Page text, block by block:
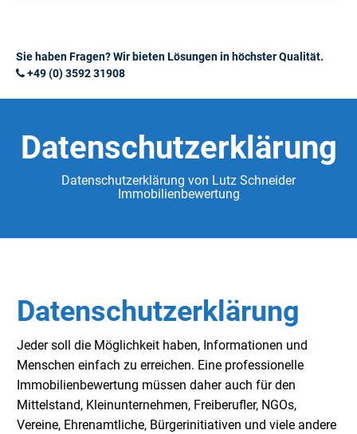
Sie haben Fragen? Wir bieten Lösungen in höchster Qualität.
+49 (0) 3592 31908
Datenschutzerklärung
Datenschutzerklärung von Lutz Schneider
Immobilienbewertung
Datenschutzerklärung
Jeder soll die Möglichkeit haben, Informationen und
Menschen einfach zu erreichen. Eine professionelle
Immobilienbewertung müssen daher auch für den
Mittelstand, Kleinunternehmen, Freiberufler, NGOs,
Vereine, Ehrenamtliche, Bürgerinitiativen und viele andere